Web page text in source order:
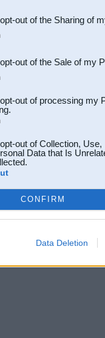
Participants
out of the Sharing of
out of the Sale of my
out of processing my
out of Collection,
Data that Is
CONFIRM
Data Deletion